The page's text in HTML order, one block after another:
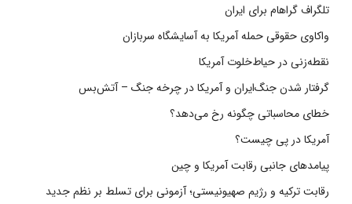
تلگراف گراهام برای ایران
واکاوی حقوقی حمله آمریکا به آسایشگاه سربازان
نقطه‌زنی در حیاط‌خلوت آمریکا
گرفتار شدن جنگ‌ایران و آمریکا در چرخه جنگ – آتش‌بس
خطای محاسباتی چگونه رخ می‌دهد؟
آمریکا در پی چیست؟
پیامدهای جانبی رقابت آمریکا و چین
رقابت ترکیه و رژیم صهیونیستی؛ آزمونی برای تسلط بر نظم جدید